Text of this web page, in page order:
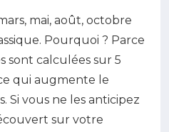
mai, août, octobre
Pourquoi ? Parce
sont calculées sur 5
qui augmente le
Si vous ne les anticipez
sur votre